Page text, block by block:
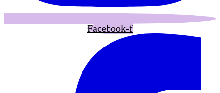
Facebook-f